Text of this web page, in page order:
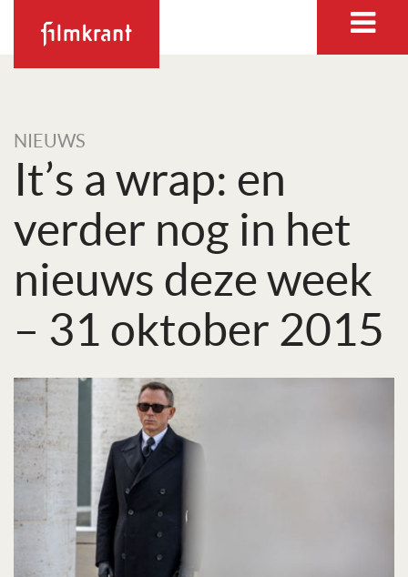
NIEUWS
It’s a wrap: en
verder nog in het
nieuws deze week
– 31 oktober 2015